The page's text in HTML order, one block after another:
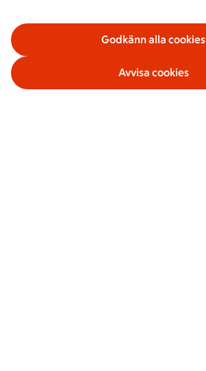
Godkänn alla cookies
Avvisa cookies